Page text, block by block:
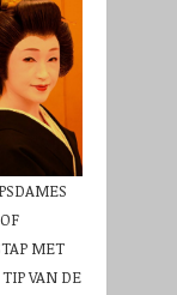
MET
VAN DE